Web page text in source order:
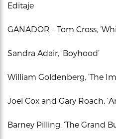
Editaje
GANADOR – Tom Cross,
Sandra Adair, ‘Boyhood’
William Goldenberg, ‘The
Joel Cox and Gary Roach,
Barney Pilling, ‘The Grand